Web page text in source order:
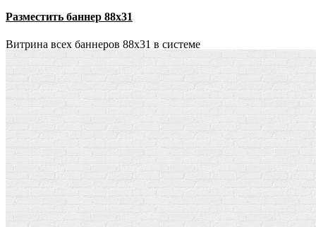
Разместить баннер 88х31
Витрина всех баннеров 88x31 в системе